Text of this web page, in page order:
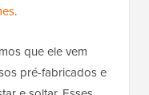
.
que ele vem
pré-fabricados e